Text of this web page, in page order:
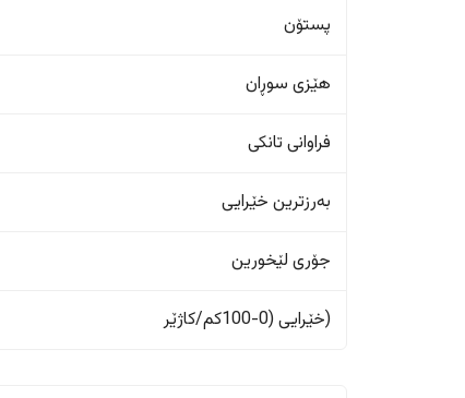
پستۆن
هێزی سوڕان
فراوانی تانکی
بەرزترین خێرایی
جۆری لێخورین
(خێرایی (0-100کم/کاژێر